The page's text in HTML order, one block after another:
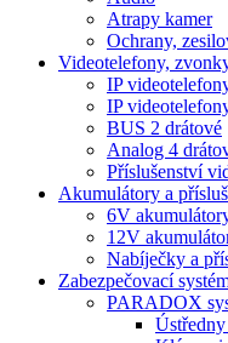
Atrapy kamer
Ochrany,
Videotelefony,
IP
IP
BUS 2 drátové
Analog 4
Příslušenství
Akumulátory a
6V
12V
Nabíječky a
Zabezpečovací
PARADOX